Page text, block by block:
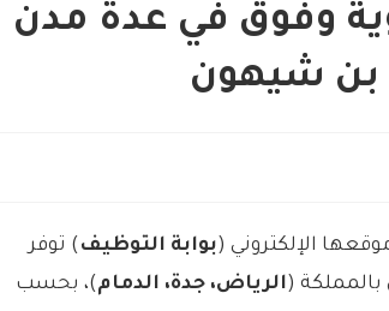
وفوق في عدة مدن
بن شيهون
الإلكتروني (بوابة التوظيف ) توفر
(الرياض، جدة، الدمام)، بحسب